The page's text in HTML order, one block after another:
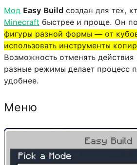
Мод Easy Build создан для тех,
Minecraft быстрее и проще. Он
фигуры разной формы — от
использовать инструменты
Возможность отменять действия
разные режимы делает процесс
удобнее.
Меню